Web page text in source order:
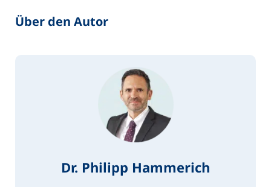
Über den Autor
Dr. Philipp Hammerich